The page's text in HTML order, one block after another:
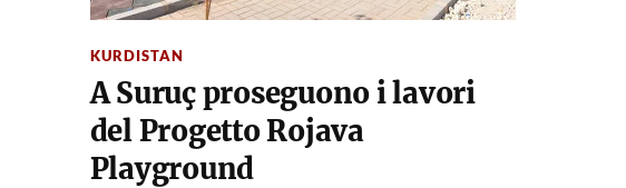
KURDISTAN
A Suruç proseguono i lavori
del Progetto Rojava
Playground